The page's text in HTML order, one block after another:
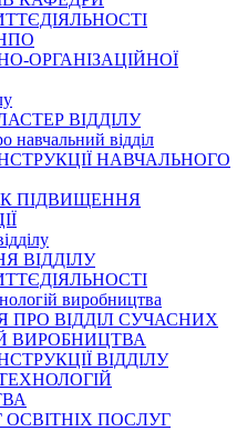
ОРГАНІЗАЦІЙНОЇ
ВІДДІЛУ
навчальний вiддiл
НАВЧАЛЬНОГО
ПІДВИЩЕННЯ
ВІДДІЛУ
виробництва
ВІДДІЛ СУЧАСНИХ
ВИРОБНИЦТВА
ВІДДІЛУ
ПОСЛУГ